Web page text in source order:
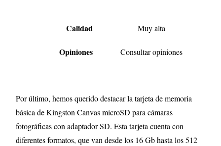
Calidad Muy alta
Opiniones Consultar opiniones
Por último, hemos querido destacar la tarjeta de memoria
básica de Kingston Canvas microSD para cámaras
fotográficas con adaptador SD. Esta tarjeta cuenta con
diferentes formatos, que van desde los 16 Gb hasta los 512